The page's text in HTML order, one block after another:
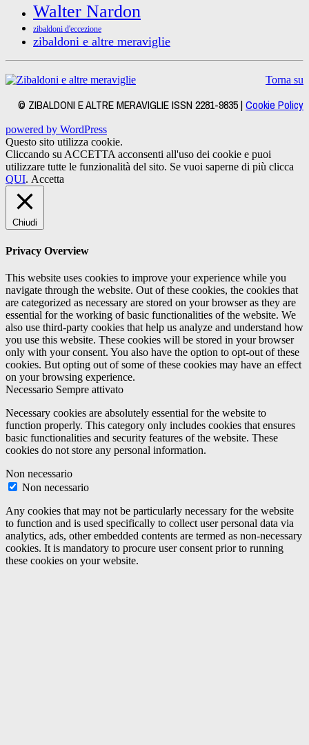
Walter Nardon
zibaldoni d'eccezione
zibaldoni e altre meraviglie
Torna su
© ZIBALDONI E ALTRE MERAVIGLIE ISSN 2281-9835 | Cookie Policy
powered by WordPress
Questo sito utilizza cookie.
Cliccando su ACCETTA acconsenti all'uso dei cookie e puoi
utilizzare tutte le funzionalità del sito. Se vuoi saperne di più clicca
QUI. Accetta
Chiudi
Privacy Overview
This website uses cookies to improve your experience while you
navigate through the website. Out of these cookies, the cookies that
are categorized as necessary are stored on your browser as they are
essential for the working of basic functionalities of the website. We
also use third-party cookies that help us analyze and understand how
you use this website. These cookies will be stored in your browser
only with your consent. You also have the option to opt-out of these
cookies. But opting out of some of these cookies may have an effect
on your browsing experience.
Necessario Sempre attivato
Necessary cookies are absolutely essential for the website to
function properly. This category only includes cookies that ensures
basic functionalities and security features of the website. These
cookies do not store any personal information.
Non necessario
Non necessario
Any cookies that may not be particularly necessary for the website
to function and is used specifically to collect user personal data via
analytics, ads, other embedded contents are termed as non-necessary
cookies. It is mandatory to procure user consent prior to running
these cookies on your website.